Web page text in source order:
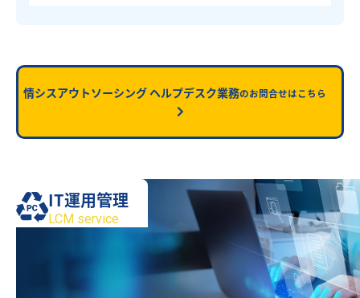
情シスアウトソーシング ヘルプデスク業務のお問合せはこちら
IT運用管理
LCM service